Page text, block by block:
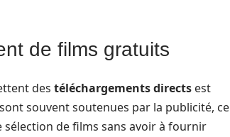
de films gratuits
des téléchargements directs est
souvent soutenues par la publicité, ce
de films sans avoir à fournir